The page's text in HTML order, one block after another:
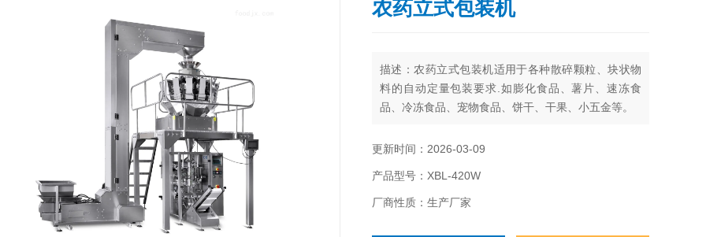
农药立式包装机
描述：农药立式包装机适用于各种散碎颗粒、块状物
料的自动定量包装要求.如膨化食品、薯片、速冻食
品、冷冻食品、宠物食品、饼干、干果、小五金等。
更新时间：2026-03-09
产品型号：XBL-420W
厂商性质：生产厂家